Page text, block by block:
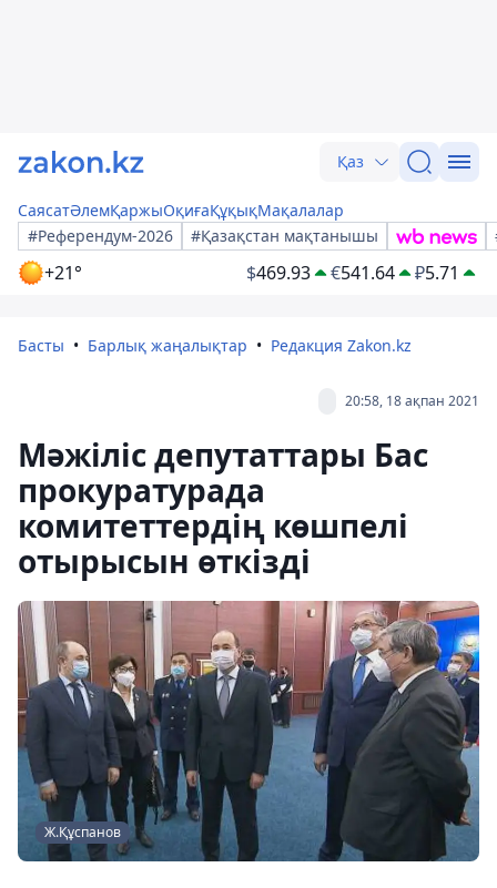
Қаз
СаясатӘлемҚаржыОқиғаҚұқықМақалалар
#Референдум-2026
#Қазақстан мақтанышы
+21° $469.93 €541.64 ₽5.71
Басты Барлық жаңалықтар Редакция Zakon.kz
20:58, 18 ақпан 2021
Мәжіліс депутаттары Бас
прокуратурада
комитеттердің көшпелі
отырысын өткізді
Ж.Құспанов